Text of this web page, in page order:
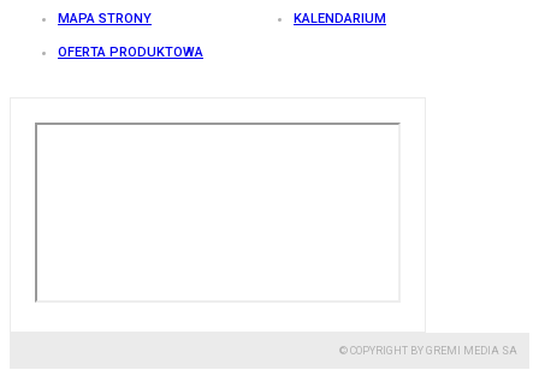
MAPA STRONY KALENDARIUM
OFERTA PRODUKTOWA
© COPYRIGHT BY GREMI MEDIA SA